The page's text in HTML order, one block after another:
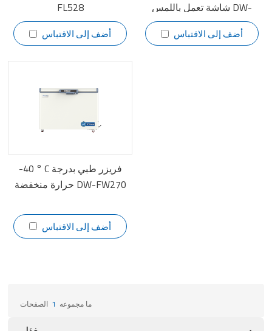
FL528
أضف إلى الاقتباس
شاشة تعمل باللمس DW-
FL528C
أضف إلى الاقتباس
-40 ° C فريزر طبي بدرجة
حرارة منخفضة DW-FW270
أضف إلى الاقتباس
ما مجموعه 1 الصفحات